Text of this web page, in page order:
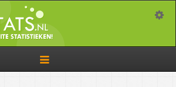
Toggle
navigation